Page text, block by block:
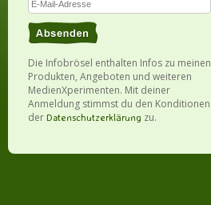
Die Infobrösel enthalten Infos zu meinen
Produkten, Angeboten und weiteren
MedienXperimenten. Mit deiner
Anmeldung stimmst du den Konditionen
der Datenschutzerklärung zu.